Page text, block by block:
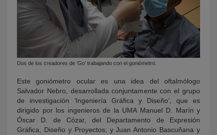
Dos de los creadores de ‘Go’ trabajando con el goniómetro.
Este goniómetro ocular es una idea del oftalmólogo
Salvador Nebro, desarrollada conjuntamente con el grupo
de investigación ‘Ingeniería Gráfica y Diseño’, que es
dirigido por los ingenieros de la UMA Manuel D. Marín y
Óscar D. de Cózar, del Departamento de Expresión
Gráfica, Diseño y Proyectos; y Juan Antonio Bascuñana y